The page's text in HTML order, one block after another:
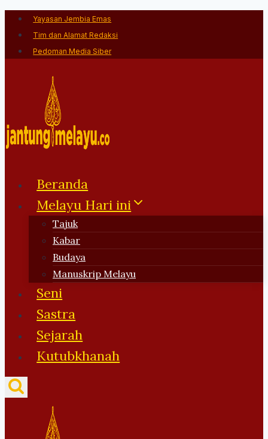
Skip
content
Yayasan Jembia Emas
Tim dan Alamat Redaksi
Pedoman Media Siber
Beranda
Melayu Hari ini
Tajuk
Kabar
Budaya
Manuskrip Melayu
Seni
Sastra
Sejarah
Kutubkhanah